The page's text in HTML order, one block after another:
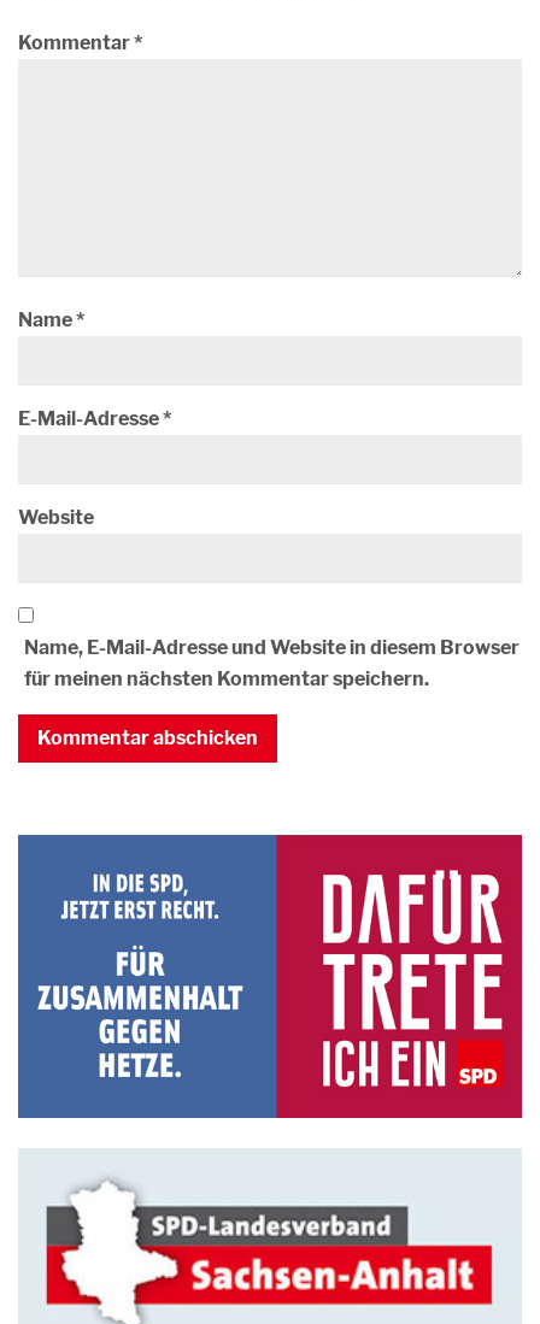
Kommentar*
Name*
E-Mail-Adresse*
Website
Name, E-Mail-Adresse und Website in diesem Browser
für meinen nächsten Kommentar speichern.